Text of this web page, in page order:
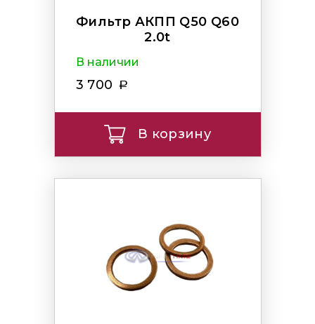
Фильтр АКПП Q50 Q60
2.0t
В наличии
3 700
В корзину